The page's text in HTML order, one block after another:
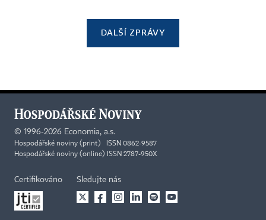
DALŠÍ ZPRÁVY
© 1996-2026 Economia, a.s.
Hospodářské noviny (print) ISSN 0862-9587
Hospodářské noviny (online) ISSN 2787-950X
Certifikováno Sledujte nás